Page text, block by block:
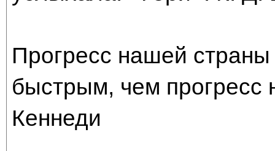
Прогресс нашей
быстрым, чем прогресс
Кеннеди